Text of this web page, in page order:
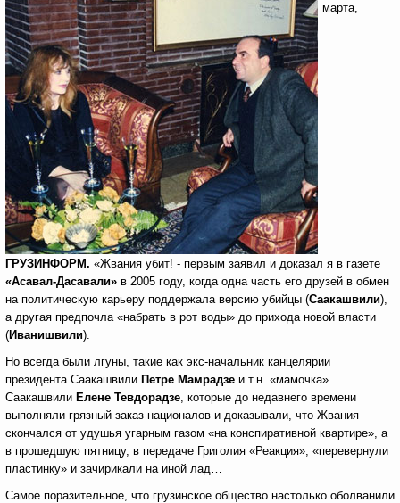
марта,
ГРУЗИНФОРМ. «Жвания убит! - первым заявил и доказал я в газете
«Асавал-Дасавали» в 2005 году, когда одна часть его друзей в обмен
на политическую карьеру поддержала версию убийцы (Саакашвили),
а другая предпочла «набрать в рот воды» до прихода новой власти
(Иванишвили).
Но всегда были лгуны, такие как экс-начальник канцелярии
президента Саакашвили Петре Мамрадзе и т.н. «мамочка»
Саакашвили Елене Тевдорадзе, которые до недавнего времени
выполняли грязный заказ националов и доказывали, что Жвания
скончался от удушья угарным газом «на конспиративной квартире», а
в прошедшую пятницу, в передаче Григолия «Реакция», «перевернули
пластинку» и зачирикали на иной лад…
Самое поразительное, что грузинское общество настолько оболванили